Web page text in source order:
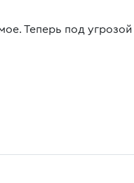
Теперь под